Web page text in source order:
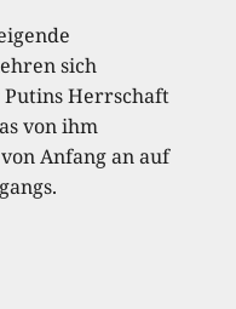
sich
Herrschaft
von ihm
Anfang an auf